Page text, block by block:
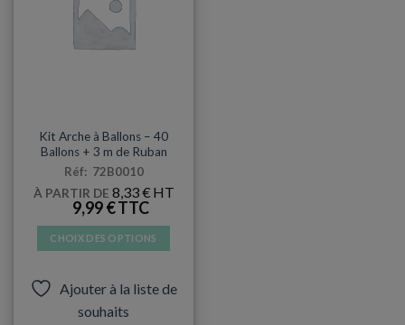
Kit Arche à Ballons – 40
Ballons + 3 m de Ruban
Réf: 72B0010
À PARTIR DE 8,33€
9,99€
CHOIX DES OPTIONS
a
plusieurs
Ajouter à la liste de
souhaits